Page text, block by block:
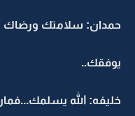
حمدان: سلامتك ورضاك
يوفقك..
خليفه: الله